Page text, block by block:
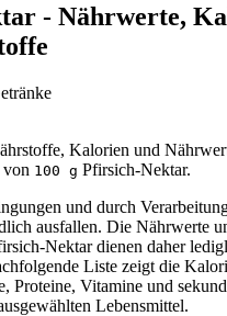
- Nährwerte,
Kalorien und
von 100 g Pfirsich-Nektar.
und durch
ausfallen. Die Nährwerte
Nektar dienen daher
Liste zeigt die
Proteine, Vitamine und
Lebensmittel.